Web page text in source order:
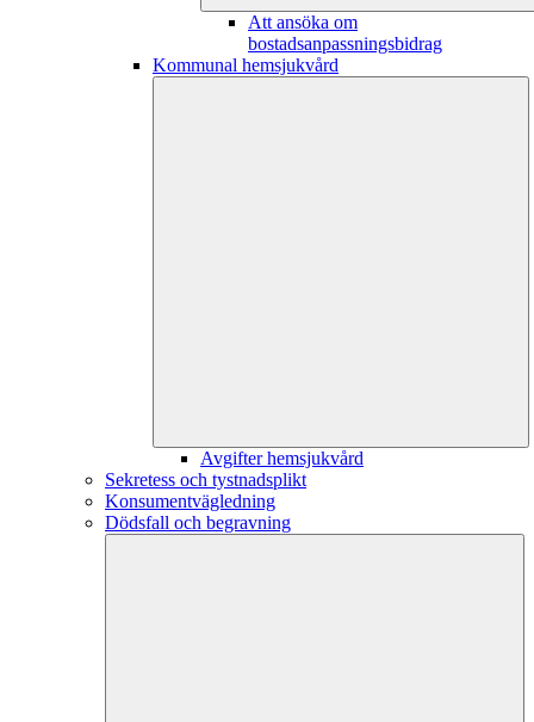
Att ansöka om
bostadsanpassningsbidrag
Kommunal hemsjukvård
Avgifter hemsjukvård
Sekretess och tystnadsplikt
Konsumentvägledning
Dödsfall och begravning